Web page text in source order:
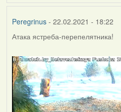
Peregrinus- 22.02.2021 - 18:22
Атака ястреба-перепелятника!